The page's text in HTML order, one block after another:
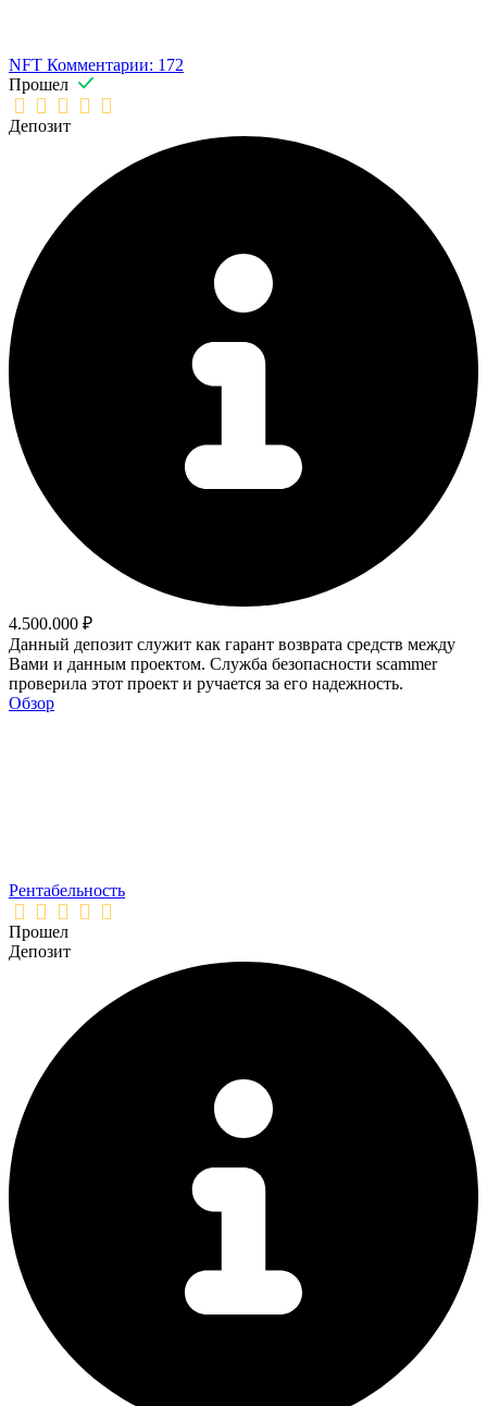
NFT Комментарии: 172
Прошел
Депозит
4.500.000 ₽
Данный депозит служит как гарант возврата средств между
Вами и данным проектом. Служба безопасности scammer
проверила этот проект и ручается за его надежность.
Обзор
Рентабельность
Прошел
Депозит